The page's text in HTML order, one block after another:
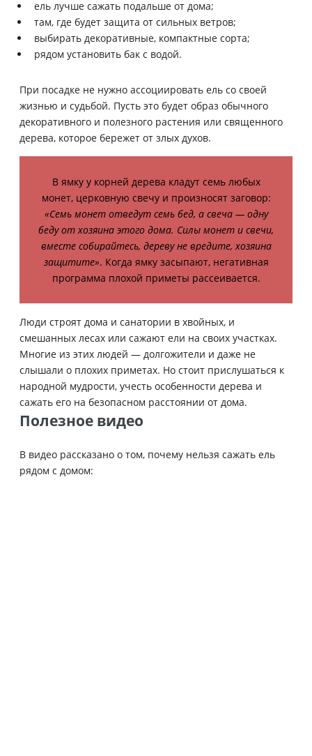
ель лучше сажать подальше от дома;
там, где будет защита от сильных ветров;
выбирать декоративные, компактные сорта;
рядом установить бак с водой.
При посадке не нужно ассоциировать ель со своей
жизнью и судьбой. Пусть это будет образ обычного
декоративного и полезного растения или священного
дерева, которое бережет от злых духов.
В ямку у корней дерева кладут семь любых
монет, церковную свечу и произносят заговор:
«Семь монет отведут семь бед, а свеча — одну
беду от хозяина этого дома. Силы монет и свечи,
вместе собирайтесь, дереву не вредите, хозяина
защитите». Когда ямку засыпают, негативная
программа плохой приметы рассеивается.
Люди строят дома и санатории в хвойных, и
смешанных лесах или сажают ели на своих участках.
Многие из этих людей — долгожители и даже не
слышали о плохих приметах. Но стоит прислушаться к
народной мудрости, учесть особенности дерева и
сажать его на безопасном расстоянии от дома.
Полезное видео
В видео рассказано о том, почему нельзя сажать ель
рядом с домом: